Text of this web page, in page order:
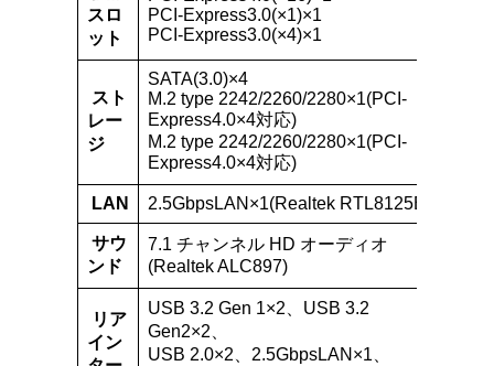
スロ
ット
PCI-Express3.0(×1)×1
PCI-Express3.0(×4)×1
スト
レー
ジ
SATA(3.0)×4
M.2 type 2242/2260/2280×1(PCI-
Express4.0×4対応)
M.2 type 2242/2260/2280×1(PCI-
Express4.0×4対応)
LAN 2.5GbpsLAN×1(Realtek RTL8125BG)
サウ
ンド
7.1 チャンネル HD オーディオ
(Realtek ALC897)
リア
イン
USB 3.2 Gen 1×2、USB 3.2
Gen2×2、
USB 2.0×2、2.5GbpsLAN×1、